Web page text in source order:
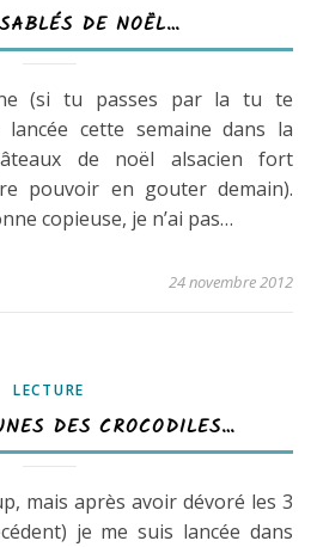
DE NOËL…
lancée cette semaine dans la
de noël alsacien fort
pouvoir en gouter demain).
copieuse, je n’ai pas…
24 novembre 2012
LECTURE
DES CROCODILES…
je me suis lancée dans